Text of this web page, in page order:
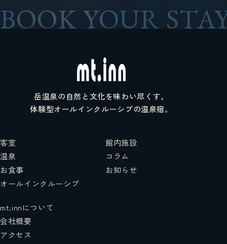
BOOK YOUR
岳温泉の自然と文化を味わい尽くす。
体験型オールインクルーシブの温泉宿。
客室
温泉
お食事
オールインクルーシブ
館内施設
コラム
お知らせ
mt.innについて
会社概要
アクセス